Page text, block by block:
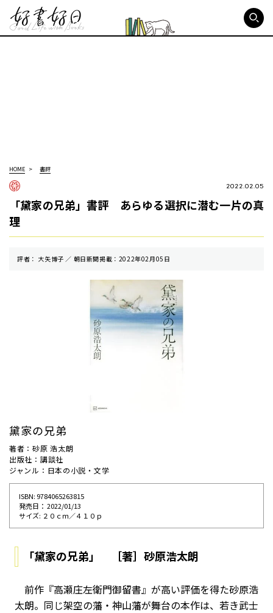
HOME 書評
2022.02.05
「黛家の兄弟」書評 あらゆる選択に潜む一片の真
理
評者： 大矢博子 ／ 朝⽇新聞掲載：2022年02月05日
黛家の兄弟
著者：砂原 浩太朗
出版社：講談社
ジャンル：日本の小説・文学
ISBN: 9784065263815
発売⽇： 2022/01/13
サイズ: ２０ｃｍ／４１０ｐ
「黛家の兄弟」 ［著］砂原浩太朗
前作『高瀬庄左衛門御留書』が高い評価を得た砂原浩
太朗。同じ架空の藩・神山藩が舞台の本作は、若き武士